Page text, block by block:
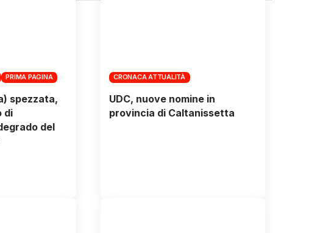
PRIMA PAGINA
spezzata,
di
del
CRONACA ATTUALITÀ
UDC, nuove nomine in
provincia di Caltanissetta